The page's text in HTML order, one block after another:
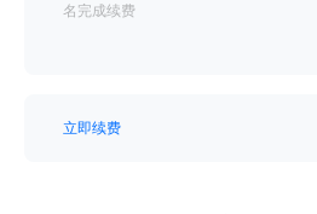
名完成续费
立即续费